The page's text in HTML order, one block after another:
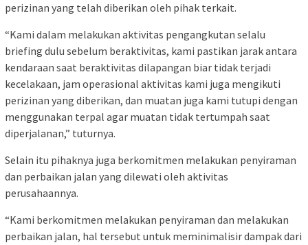
perizinan yang telah diberikan oleh pihak terkait.
“Kami dalam melakukan aktivitas pengangkutan selalu
briefing dulu sebelum beraktivitas, kami pastikan jarak antara
kendaraan saat beraktivitas dilapangan biar tidak terjadi
kecelakaan, jam operasional aktivitas kami juga mengikuti
perizinan yang diberikan, dan muatan juga kami tutupi dengan
menggunakan terpal agar muatan tidak tertumpah saat
diperjalanan,” tuturnya.
Selain itu pihaknya juga berkomitmen melakukan penyiraman
dan perbaikan jalan yang dilewati oleh aktivitas
perusahaannya.
“Kami berkomitmen melakukan penyiraman dan melakukan
perbaikan jalan, hal tersebut untuk meminimalisir dampak dari